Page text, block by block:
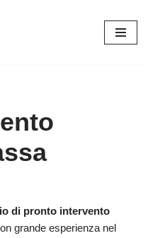
di pronto intervento
grande esperienza nel